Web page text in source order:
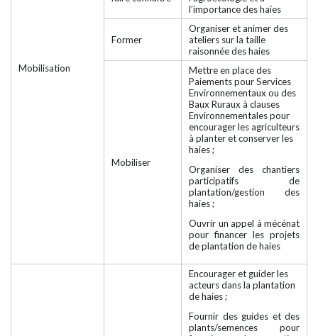
Mobilisation
l’importance des haies
Former
Organiser et animer des
ateliers sur la taille
raisonnée des haies
Mobiliser
Mettre en place des
Paiements pour Services
Environnementaux ou des
Baux Ruraux à clauses
Environnementales pour
encourager les agriculteurs
à planter et conserver les
haies ;
Organiser des chantiers
participatifs de
plantation/gestion des
haies ;
Ouvrir un appel à mécénat
pour financer les projets
de plantation de haies
Encourager et guider les
acteurs dans la plantation
de haies ;
Fournir des guides et des
plants/semences pour